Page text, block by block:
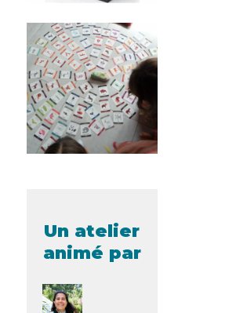
Un atelier
animé par